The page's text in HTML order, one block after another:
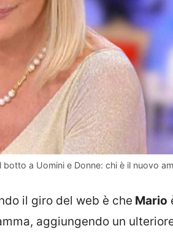
botto a Uomini e Donne: chi è il nuovo
il giro del web è che Mario
aggiungendo un